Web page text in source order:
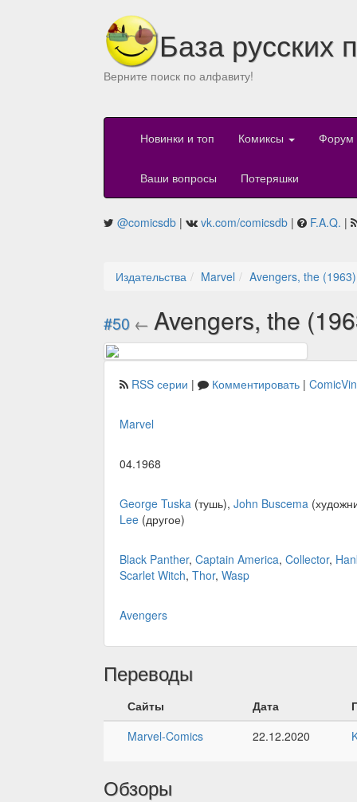
База русских
Верните поиск по алфавиту!
Новинки и топ Комиксы Форум
Ваши вопросы Потеряшки
@comicsdb | vk.com/comicsdb | F.A.Q. |
Издательства Marvel Avengers, the (1963)
#50 ← Avengers, the
RSS серии | Комментировать |
Marvel
04.1968
George Tuska (тушь), John Buscema
Lee (другое)
Black Panther, Captain America, Collector,
Scarlet Witch, Thor, Wasp
Avengers
Переводы
Сайты Дата
Marvel-Comics
22.12.2020
Обзоры